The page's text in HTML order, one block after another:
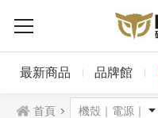
最新商品 品牌館
首頁